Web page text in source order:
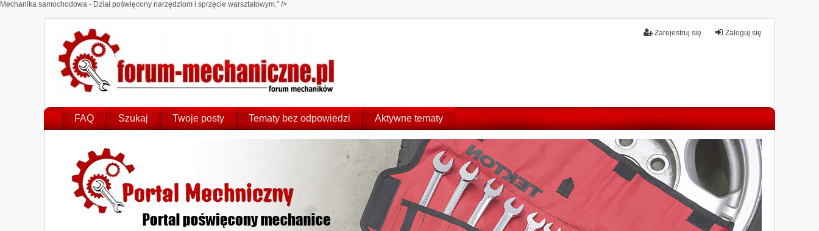
Mechanika samochodowa - Dział poświęcony narzędziom i sprzęcie warsztatowym." />
Zaloguj się
Zarejestruj się
FAQ Szukaj Twoje posty Tematy bez odpowiedzi Aktywne tematy